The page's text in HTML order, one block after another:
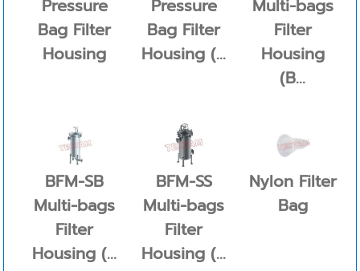
Pressure
Bag Filter
Housing
Pressure
Bag Filter
Housing (...
Multi-bags
Filter
Housing
(B...
BFM-SB
Multi-bags
Filter
Housing (...
BFM-SS
Multi-bags
Filter
Housing (...
Nylon Filter
Bag